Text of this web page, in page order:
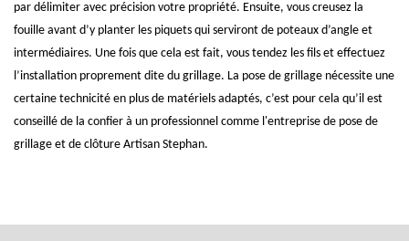
par délimiter avec précision votre propriété. Ensuite, vous creusez la
fouille avant d’y planter les piquets qui serviront de poteaux d’angle et
intermédiaires. Une fois que cela est fait, vous tendez les fils et effectuez
l’installation proprement dite du grillage. La pose de grillage nécessite une
certaine technicité en plus de matériels adaptés, c’est pour cela qu’il est
conseillé de la confier à un professionnel comme l'entreprise de pose de
grillage et de clôture Artisan Stephan.